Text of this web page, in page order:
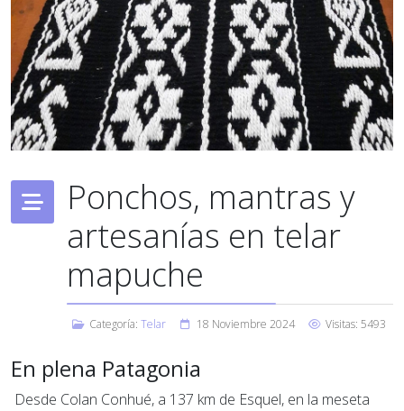
Ponchos, mantras y
artesanías en telar
mapuche
Categoría: Telar 18 Noviembre 2024 Visitas: 5493
En plena Patagonia
Desde Colan Conhué, a 137 km de Esquel, en la meseta